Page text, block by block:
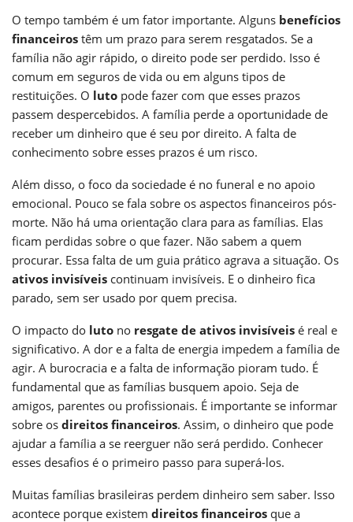
O tempo também é um fator importante. Alguns benefícios
financeiros têm um prazo para serem resgatados. Se a
família não agir rápido, o direito pode ser perdido. Isso é
comum em seguros de vida ou em alguns tipos de
restituições. O luto pode fazer com que esses prazos
passem despercebidos. A família perde a oportunidade de
receber um dinheiro que é seu por direito. A falta de
conhecimento sobre esses prazos é um risco.
Além disso, o foco da sociedade é no funeral e no apoio
emocional. Pouco se fala sobre os aspectos financeiros pós-
morte. Não há uma orientação clara para as famílias. Elas
ficam perdidas sobre o que fazer. Não sabem a quem
procurar. Essa falta de um guia prático agrava a situação. Os
ativos invisíveis continuam invisíveis. E o dinheiro fica
parado, sem ser usado por quem precisa.
O impacto do luto no resgate de ativos invisíveis é real e
significativo. A dor e a falta de energia impedem a família de
agir. A burocracia e a falta de informação pioram tudo. É
fundamental que as famílias busquem apoio. Seja de
amigos, parentes ou profissionais. É importante se informar
sobre os direitos financeiros. Assim, o dinheiro que pode
ajudar a família a se reerguer não será perdido. Conhecer
esses desafios é o primeiro passo para superá-los.
Muitas famílias brasileiras perdem dinheiro sem saber. Isso
acontece porque existem direitos financeiros que a